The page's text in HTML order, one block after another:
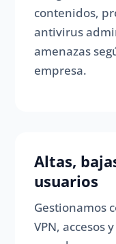
contenidos,
antivirus
amenazas
empresa.
Altas,
usuarios
Gestionamos
VPN, accesos